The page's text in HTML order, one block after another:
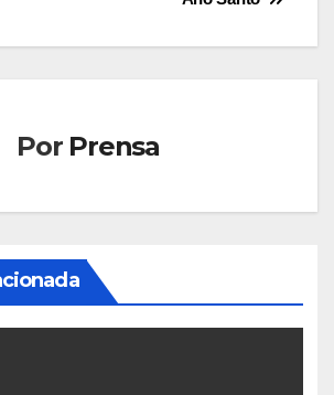
Por Prensa